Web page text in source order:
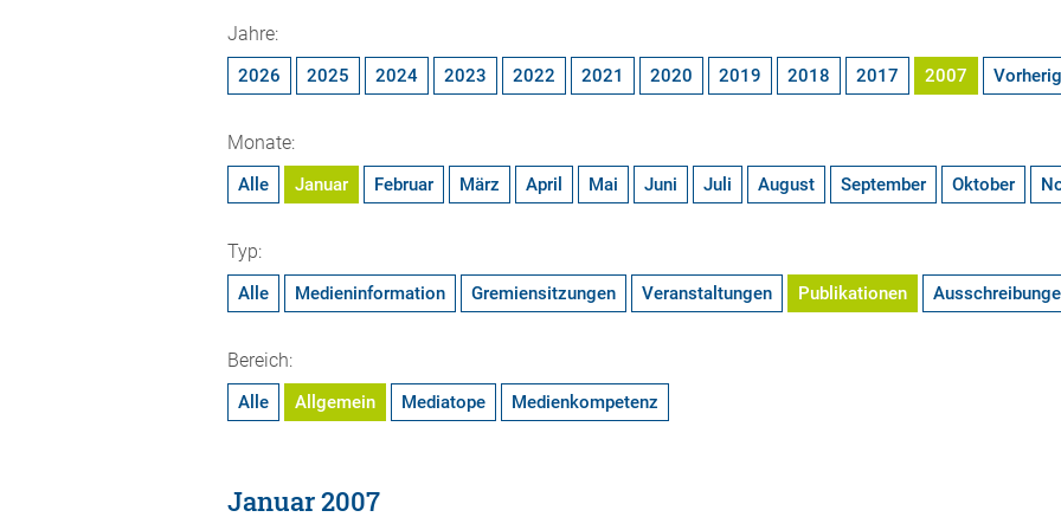
Jahre:
2026 2025 2024 2023 2022 2021 2020 2019 2018 2017 2007
Monate:
Alle Januar Februar März April Mai Juni Juli August September Oktober
Typ:
Alle Medieninformation Gremiensitzungen Veranstaltungen Publikationen
Bereich:
Alle Allgemein Mediatope Medienkompetenz
Januar 2007